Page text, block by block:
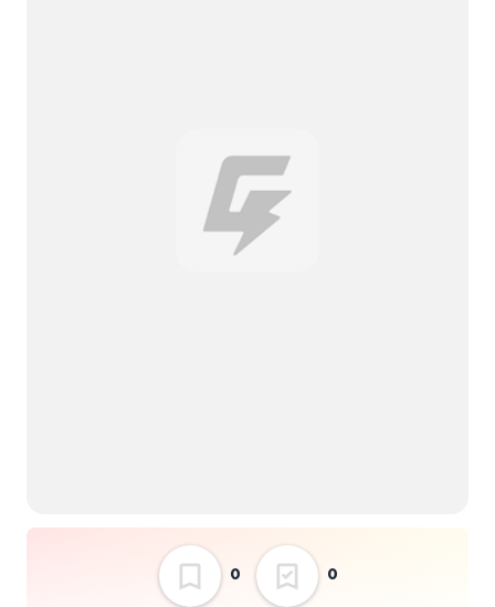
0 0
ニンゲンナノサ